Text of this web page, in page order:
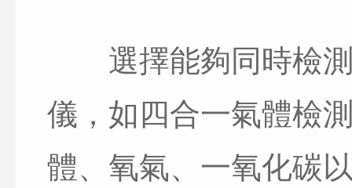
選擇能夠同時檢測
儀，如四合一氣體檢
體、氧氣、一氧化碳